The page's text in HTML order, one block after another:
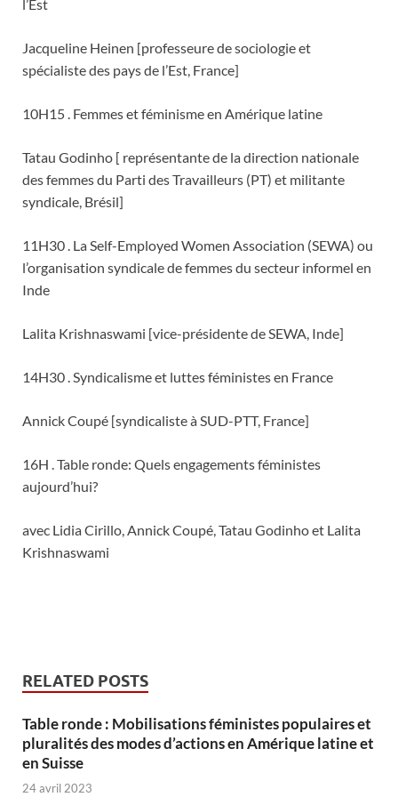
l’Est
Jacqueline Heinen [professeure de sociologie et
spécialiste des pays de l’Est, France]
10H15 . Femmes et féminisme en Amérique latine
Tatau Godinho [ représentante de la direction nationale
des femmes du Parti des Travailleurs (PT) et militante
syndicale, Brésil]
11H30 . La Self-Employed Women Association (SEWA) ou
l’organisation syndicale de femmes du secteur informel en
Inde
Lalita Krishnaswami [vice-présidente de SEWA, Inde]
14H30 . Syndicalisme et luttes féministes en France
Annick Coupé [syndicaliste à SUD-PTT, France]
16H . Table ronde: Quels engagements féministes
aujourd’hui?
avec Lidia Cirillo, Annick Coupé, Tatau Godinho et Lalita
Krishnaswami
RELATED POSTS
Table ronde : Mobilisations féministes populaires et
pluralités des modes d’actions en Amérique latine et
en Suisse
24 avril 2023